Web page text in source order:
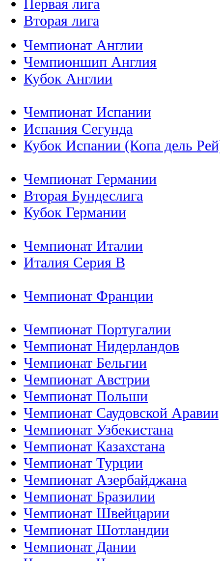
Первая лига
Вторая лига
Чемпионат Англии
Чемпионшип Англия
Кубок Англии
Чемпионат Испании
Испания Сегунда
Кубок Испании (Копа дель
Чемпионат Германии
Вторая Бундеслига
Кубок Германии
Чемпионат Италии
Италия Серия B
Чемпионат Франции
Чемпионат Португалии
Чемпионат Нидерландов
Чемпионат Бельгии
Чемпионат Австрии
Чемпионат Польши
Чемпионат Саудовской Аравии
Чемпионат Узбекистана
Чемпионат Казахстана
Чемпионат Турции
Чемпионат Азербайджана
Чемпионат Бразилии
Чемпионат Швейцарии
Чемпионат Шотландии
Чемпионат Дании